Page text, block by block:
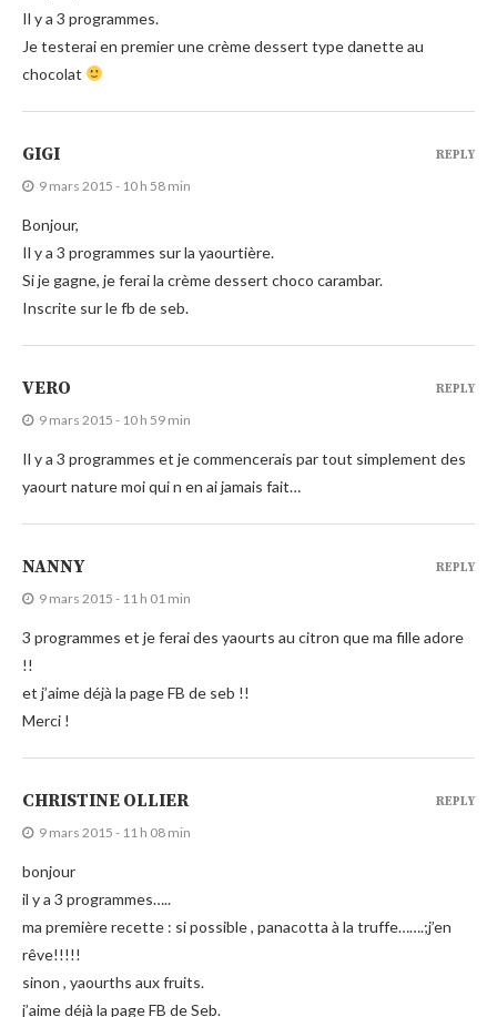
Il y a 3 programmes.
Je testerai en premier une crème dessert type danette au
chocolat
GIGI
9 mars 2015 - 10 h 58 min
Bonjour,
Il y a 3 programmes sur la yaourtière.
Si je gagne, je ferai la crème dessert choco carambar.
Inscrite sur le fb de seb.
REPLY
VERO
9 mars 2015 - 10 h 59 min
Il y a 3 programmes et je commencerais par tout simplement des
yaourt nature moi qui n en ai jamais fait…
REPLY
NANNY
9 mars 2015 - 11 h 01 min
3 programmes et je ferai des yaourts au citron que ma fille adore
!!
et j’aime déjà la page FB de seb !!
Merci !
REPLY
CHRISTINE OLLIER
9 mars 2015 - 11 h 08 min
bonjour
il y a 3 programmes…..
ma première recette : si possible , panacotta à la truffe…….;j’en
rêve!!!!!
sinon , yaourths aux fruits.
j’aime déjà la page FB de Seb.
REPLY